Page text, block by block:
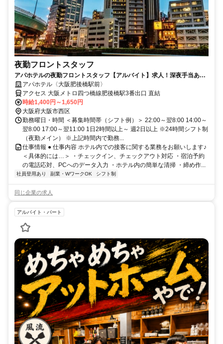
夜勤フロントスタッフ
アパホテルの夜勤フロントスタッフ【アルバイト】求人！深夜手当あり
の夜勤帯でしっかり稼げる
アパホテル〈大阪肥後橋駅前〉
アクセス 大阪メトロ四つ橋線肥後橋駅3番出口 直結
時給1,400円～1,650円
大阪府大阪市西区
勤務曜日・時間 ＜募集時間帯（シフト例）＞ 22:00～翌8:00 14:00～
翌8:00 17:00～翌11:00 1日2時間以上～ 週2日以上 ※24時間シフト制
（夜勤メイン） ※上記時間内で勤務...
仕事情報 ● 仕事内容 ホテル内での接客に関する業務をお願いします♪
＜具体的には…＞ ・チェックイン、チェックアウト対応 ・宿泊予約
の電話応対、PCへのデータ入力 ・ホテル内の簡単な清掃 ・締め作...
社員登用あり 副業・WワークOK シフト制
同じ企業の求人
アルバイト・パート